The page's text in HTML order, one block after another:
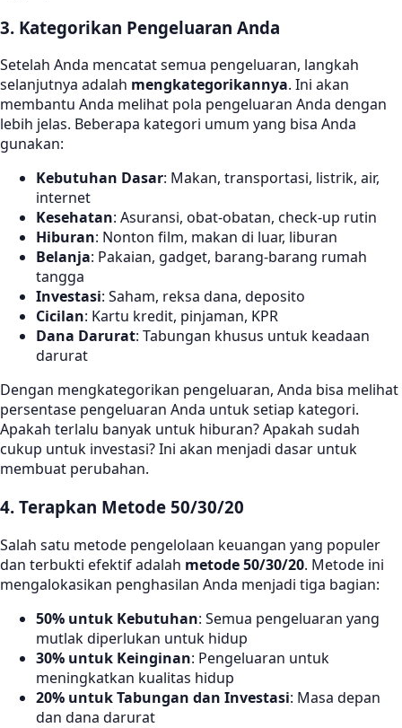
3. Kategorikan Pengeluaran Anda
Setelah Anda mencatat semua pengeluaran, langkah
selanjutnya adalah mengkategorikannya. Ini akan
membantu Anda melihat pola pengeluaran Anda dengan
lebih jelas. Beberapa kategori umum yang bisa Anda
gunakan:
Kebutuhan Dasar: Makan, transportasi, listrik, air,
internet
Kesehatan: Asuransi, obat-obatan, check-up rutin
Hiburan: Nonton film, makan di luar, liburan
Belanja: Pakaian, gadget, barang-barang rumah
tangga
Investasi: Saham, reksa dana, deposito
Cicilan: Kartu kredit, pinjaman, KPR
Dana Darurat: Tabungan khusus untuk keadaan
darurat
Dengan mengkategorikan pengeluaran, Anda bisa melihat
persentase pengeluaran Anda untuk setiap kategori.
Apakah terlalu banyak untuk hiburan? Apakah sudah
cukup untuk investasi? Ini akan menjadi dasar untuk
membuat perubahan.
4. Terapkan Metode 50/30/20
Salah satu metode pengelolaan keuangan yang populer
dan terbukti efektif adalah metode 50/30/20. Metode ini
mengalokasikan penghasilan Anda menjadi tiga bagian:
50% untuk Kebutuhan: Semua pengeluaran yang
mutlak diperlukan untuk hidup
30% untuk Keinginan: Pengeluaran untuk
meningkatkan kualitas hidup
20% untuk Tabungan dan Investasi: Masa depan
dan dana darurat